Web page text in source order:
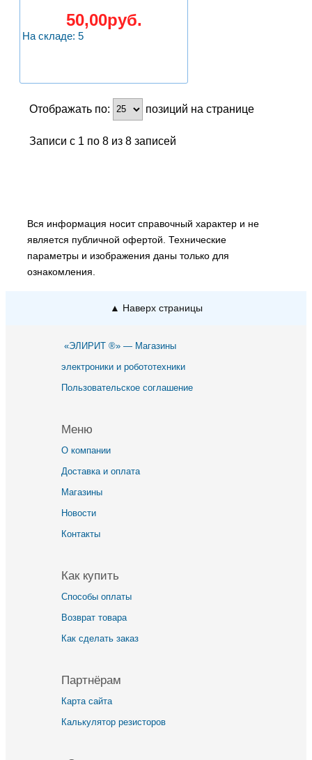
50,00руб.
На складе: 5
Отображать по: позиций на странице
Записи с 1 по 8 из 8 записей
Вся информация носит справочный характер и не
является публичной офертой. Технические
параметры и изображения даны только для
ознакомления.
▲ Наверх страницы
«ЭЛИРИТ ®» — Магазины
электроники и робототехники
Пользовательское соглашение
Меню
О компании
Доставка и оплата
Магазины
Новости
Контакты
Как купить
Способы оплаты
Возврат товара
Как сделать заказ
Партнёрам
Карта сайта
Калькулятор резисторов